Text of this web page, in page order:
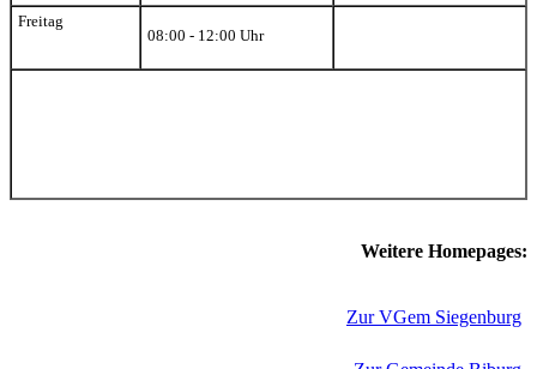
Freitag
08:00 - 12:00 Uhr
Weitere Homepages:
Zur VGem Siegenburg